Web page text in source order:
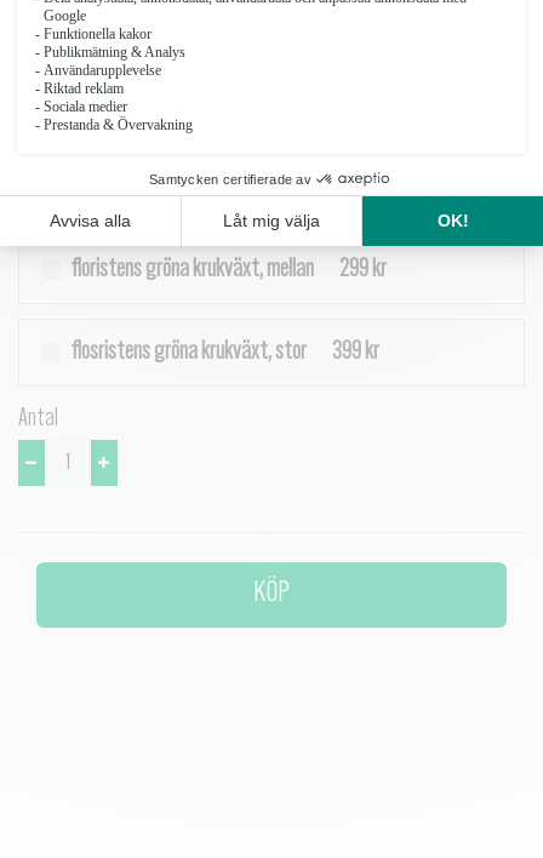
uppvakta och överraska - enklare kan det inte bli!
Observera att alla bilder är exempel på krukväxter. Växten levereras
utan ytterkruka.
Floristens gröna krukväxt, liten 199 kr
floristens gröna krukväxt, mellan 299 kr
flosristens gröna krukväxt, stor 399 kr
Antal
KÖP